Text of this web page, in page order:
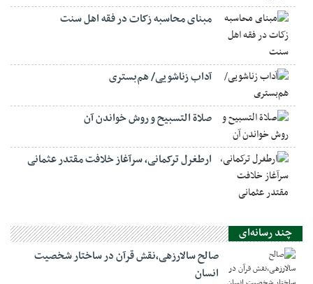
مبنای محاسبه زکات در فقه اهل سنت
آداب زناشویی/ هم‌بستری
صلاة التسبيح و روش خواندن آن
ارطغرل ترکمانی، سرآغاز خلافت مقتدر عثمانی
چند رسانه‌ای
صالح سالارزهی،‌نقش قرآن در ساختار شخصیت
انسان